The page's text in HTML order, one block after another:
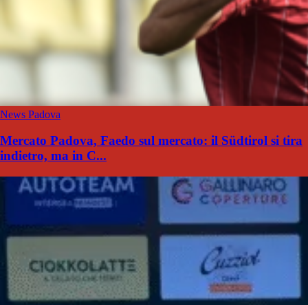
News Padova
Mercato Padova, Faedo sul mercato: il Südtirol si tira
indietro, ma in C...